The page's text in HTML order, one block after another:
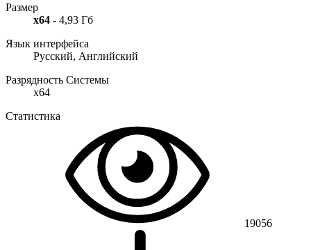
Размер
x64 - 4,93 Гб
Язык интерфейса
Русский, Английский
Разрядность Системы
x64
Статистика
19056